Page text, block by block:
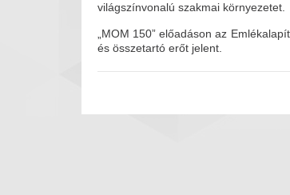
világszínvonalú szakmai környezetet.
„MOM 150” előadáson az
és összetartó erőt jelent.